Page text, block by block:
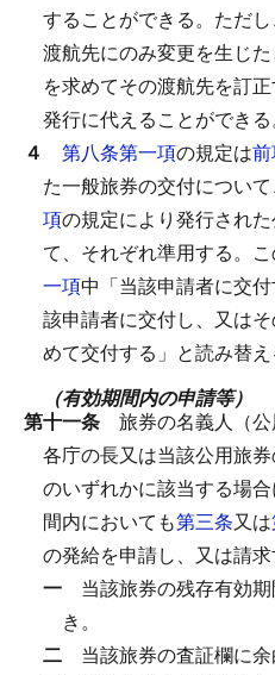
することができる。 ただ
渡航先にのみ変更を生じ
を求めてその渡航先を訂
発行に代えることができる
４ 第八条第一項の規定は
た一般旅券の交付について
項の規定により発行され
て、それぞれ準用する。
一項中「当該申請者に交
該申請者に交付し、又は
めて交付する」と読み替え
（有効期間内の申請等）
第十一条 旅券の名義人（
各庁の長又は当該公用旅券
のいずれかに該当する場
間内においても第三条又は
の発給を申請し、又は請求
一 当該旅券の残存有効
き。
二 当該旅券の査証欄に余